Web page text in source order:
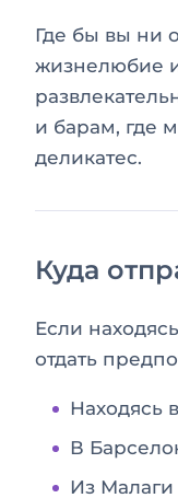
Где бы вы ни
жизнелюбие
и барам, где
деликатес.
Куда
Если
отдать
Находясь
В
Из Малаги